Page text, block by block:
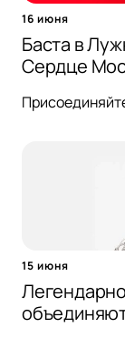
16 июня
Баста в
Сердце
15 июня